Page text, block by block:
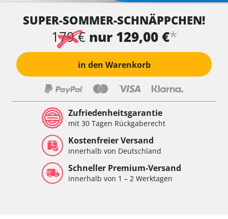
SUPER-SOMMER-SCHNÄPPCHEN!
179 € nur 129,00 €*
in den Warenkorb
Zufriedenheitsgarantie
mit 30 Tagen Rückgaberecht
Kostenfreier Versand
innerhalb von Deutschland
Schneller Premium-Versand
innerhalb von 1 – 2 Werktagen